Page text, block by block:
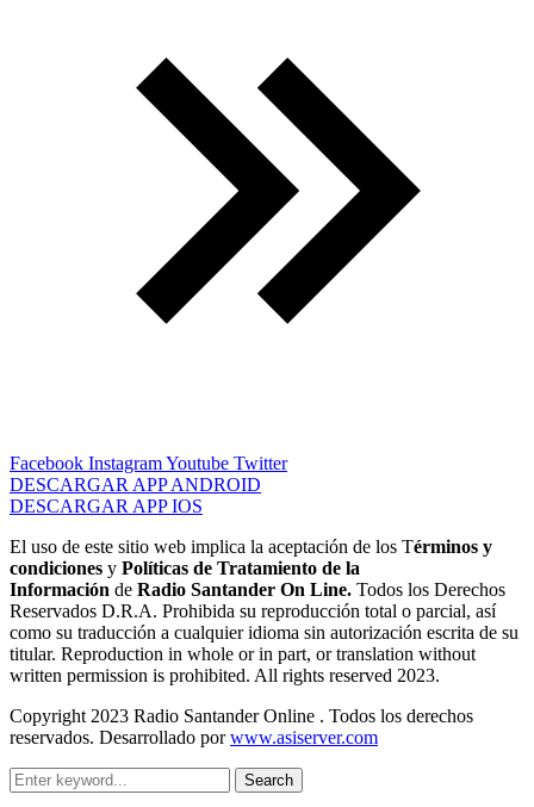
Facebook InstagramYoutube Twitter
DESCARGAR APP ANDROID
DESCARGAR APP IOS
El uso de este sitio web implica la aceptación de los Términos y
condiciones y Políticas de Tratamiento de la
Información de Radio Santander On Line. Todos los Derechos
Reservados D.R.A. Prohibida su reproducción total o parcial, así
como su traducción a cualquier idioma sin autorización escrita de su
titular. Reproduction in whole or in part, or translation without
written permission is prohibited. All rights reserved 2023.
Copyright 2023 Radio Santander Online . Todos los derechos
reservados. Desarrollado porwww.asiserver.com
Search